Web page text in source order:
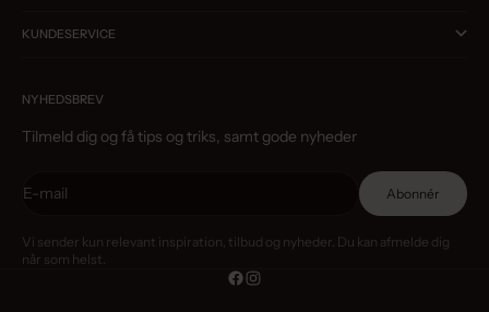
KUNDESERVICE
NYHEDSBREV
Tilmeld dig og få tips og triks, samt gode nyheder
E-mail Abonnér
Vi sender kun relevant inspiration, tilbud og nyheder. Du kan afmelde dig
når som helst.